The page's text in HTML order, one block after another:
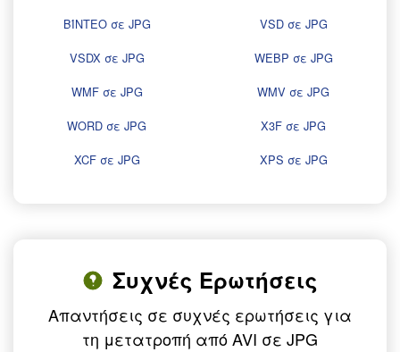
ΒΊΝΤΕΟ σε JPG
VSD σε JPG
VSDX σε JPG
WEBP σε JPG
WMF σε JPG
WMV σε JPG
WORD σε JPG
X3F σε JPG
XCF σε JPG
XPS σε JPG
Συχνές Ερωτήσεις
Απαντήσεις σε συχνές ερωτήσεις για
τη μετατροπή από AVI σε JPG